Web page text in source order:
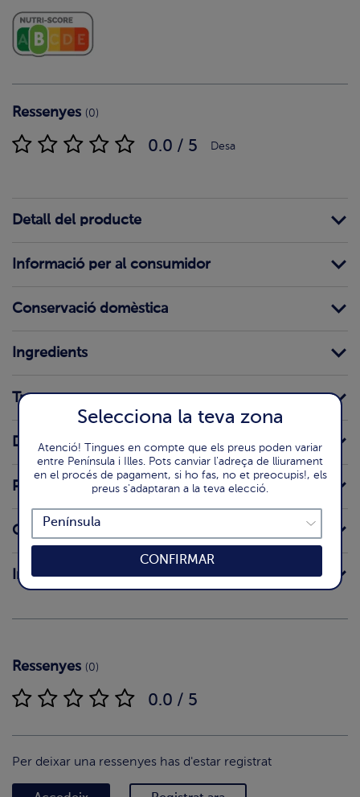
Ressenyes (0)
0.0 / 5 Desa
Detall del producte
Informació per al consumidor
Conservació domèstica
Ingredients
Traces
Declaració nutricional
Preparació
Origen
Intoleràncies
Ressenyes (0)
0.0 / 5
Per deixar una ressenyes has d'estar registrat
Selecciona la teva zona
Atenció! Tingues en compte que els preus poden variar
entre Península i Illes. Pots canviar l'adreça de lliurament
en el procés de pagament, si ho fas, no et preocupis!, els
preus s'adaptaran a la teva elecció.
CONFIRMAR